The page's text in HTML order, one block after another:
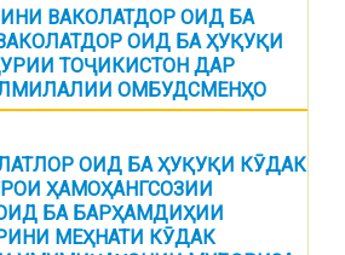
ВАКОЛАТДОР ОИД БА
ОИД БА ҲУҚУҚИ
ТОҶИКИСТОН ДАР
ОМБУДСМЕНҲО
ОИД БА ҲУҚУҚИ КӮДАК
ҲАМОҲАНГСОЗИИ
БА БАРҲАМДИҲИИ
МЕҲНАТИ КӮДАК